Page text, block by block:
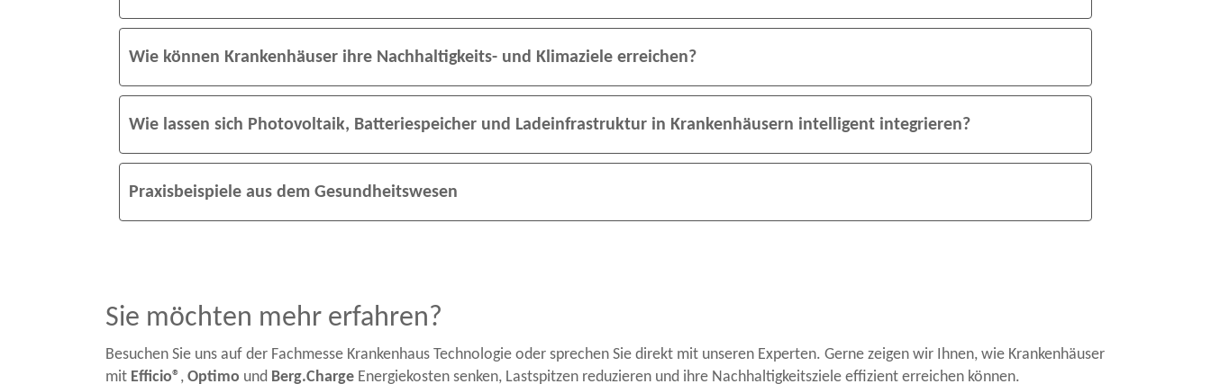
Wie können Krankenhäuser ihre Nachhaltigkeits- und Klimaziele erreichen?
Wie lassen sich Photovoltaik, Batteriespeicher und Ladeinfrastruktur in Krankenhäusern intelligent integrieren?
Praxisbeispiele aus dem Gesundheitswesen
Sie möchten mehr erfahren?
Besuchen Sie uns auf der Fachmesse Krankenhaus Technologie oder sprechen Sie direkt mit unseren Experten. Gerne zeigen wir Ihnen, wie Krankenhäuser
mit Efficio®, Optimo und Berg.Charge Energiekosten senken, Lastspitzen reduzieren und ihre Nachhaltigkeitsziele effizient erreichen können.